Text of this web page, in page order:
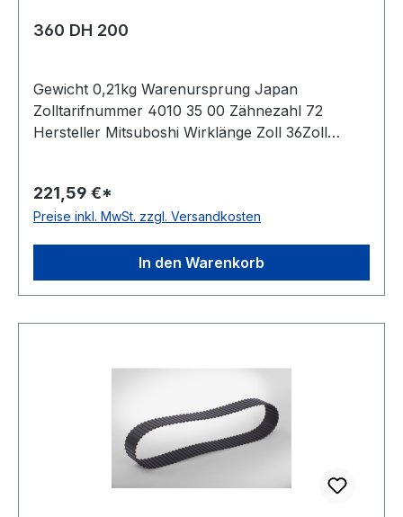
360 DH 200
Gewicht 0,21kg Warenursprung Japan
Zolltarifnummer 4010 35 00 Zähnezahl 72
Hersteller Mitsuboshi Wirklänge Zoll 36Zoll
Material Neoprene Zugstrang Glasfaser Norm
DIN 5296 antistatisch ja
221,59 €*
Preise inkl. MwSt. zzgl. Versandkosten
In den Warenkorb